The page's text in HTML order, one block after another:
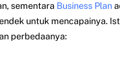
sementara Business Plan
untuk mencapainya.
perbedaanya: